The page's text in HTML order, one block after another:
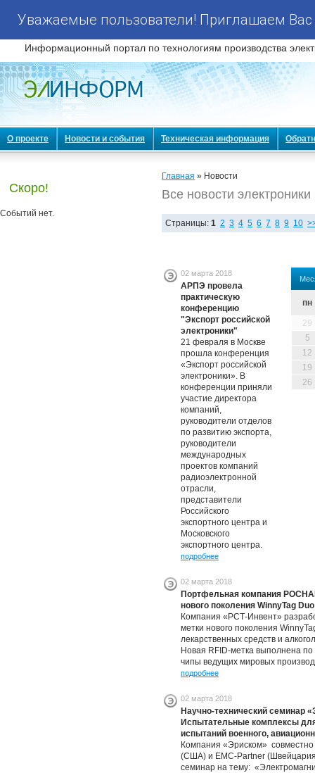
Уважаемые пользователи! Приглашаем
Информационный портал по технологиям производства
О проекте Новости и события Техническая информация
Скоро!
Событий нет.
Главная » Новости
Все новости электроники
Страницы: 1 2 3 4 5 6 7 8 9 10
пн
29
5
12
19
26
02 марта 2018
АРПЭ провела
практическую
конференцию
"Экспорт российской
электроники"
21 февраля в Москве
прошла конференция
«Экспорт российской
электроники». В
конференции приняли
участие директора
компаний,
руководители отделов
по развитию экспорта,
руководители
международных
проектов компаний
радиоэлектронной
отрасли,
представители
Российского
экспортного центра и
Московского
экспортного центра.
подробнее
02 марта 2018
Портфельная компания
нового поколения WinnyTag Duo
Компания «РСТ-Инвент»
метки нового поколения
лекарственных средств и
Новая RFID-метка выполнена по
чипы ведущих мировых
подробнее
02 марта 2018
Научно-технический семинар
Испытательные комплексы
испытаний военного,
Компания «Эриском»
(США) и EMC-Partner
семинар на тему: